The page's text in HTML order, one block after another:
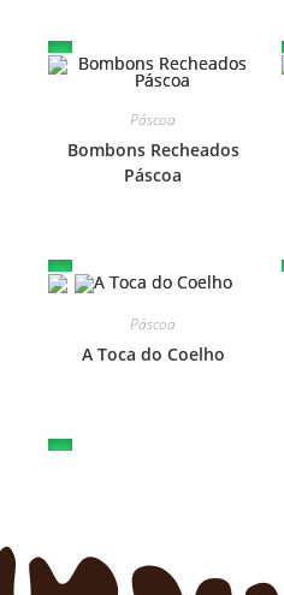
Páscoa
Bombons Recheados
Páscoa
Páscoa
A Toca do Coelho